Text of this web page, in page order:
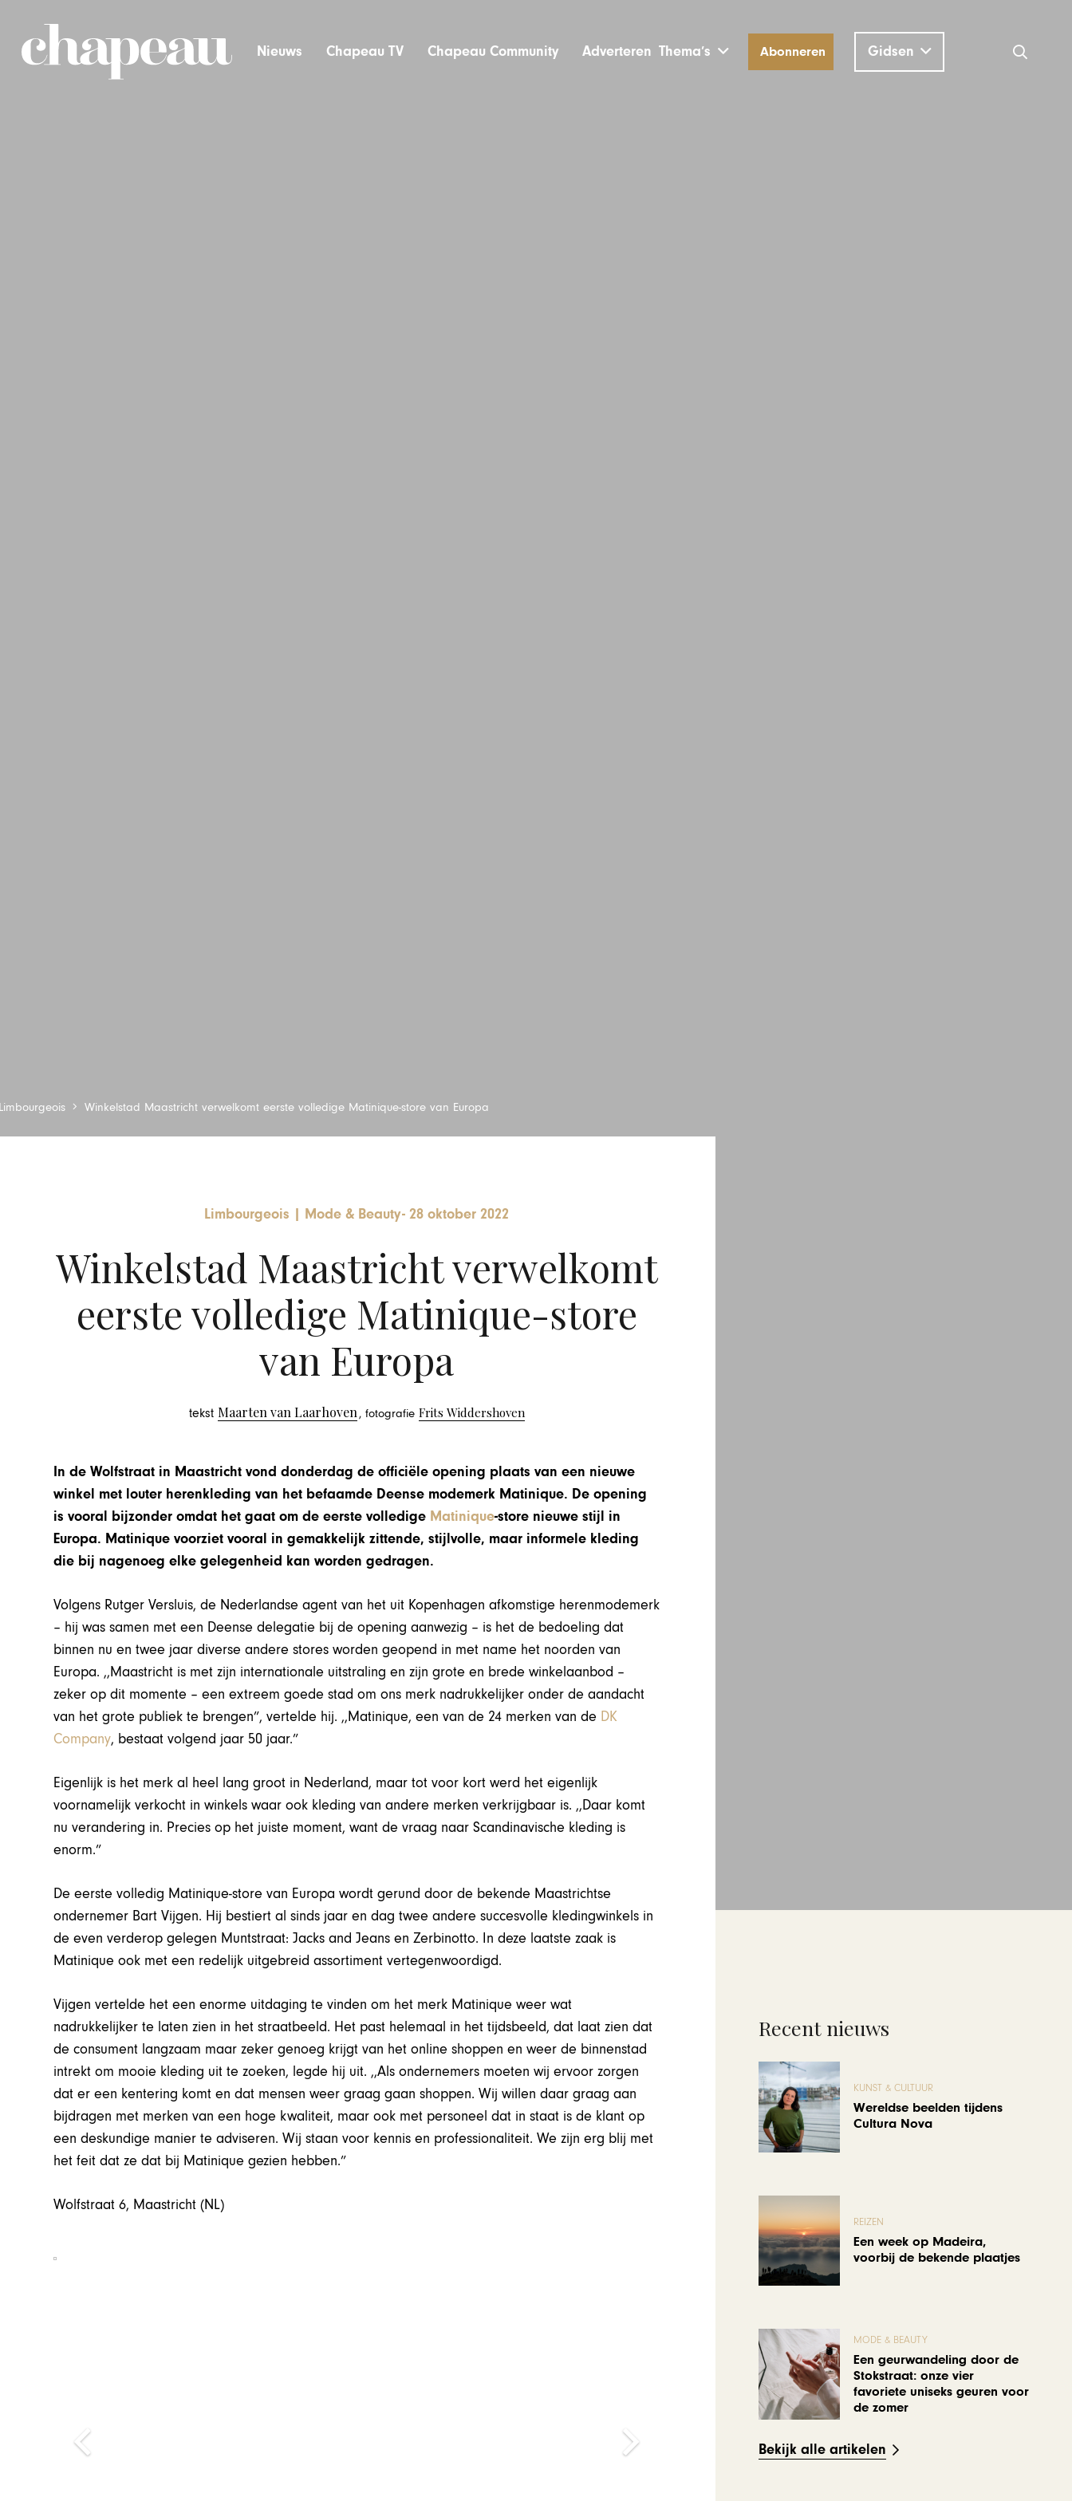
Nieuws Chapeau TV Chapeau Community Adverteren Thema’s Abonneren Gidsen
Winkelstad Maastricht verwelkomt eerste volledige Matinique-store van Europa
Limbourgeois Mode & Beauty-28 oktober 2022
Winkelstad Maastricht verwelkomt
eerste volledige Matinique-store
van Europa
tekst Maarten van Laarhoven , fotografie Frits Widdershoven
In de Wolfstraat in Maastricht vond donderdag de officiële opening plaats van een nieuwe
winkel met louter herenkleding van het befaamde Deense modemerk Matinique. De opening
is vooral bijzonder omdat het gaat om de eerste volledige Matinique-store nieuwe stijl in
Europa. Matinique voorziet vooral in gemakkelijk zittende, stijlvolle, maar informele kleding
die bij nagenoeg elke gelegenheid kan worden gedragen.
Volgens Rutger Versluis, de Nederlandse agent van het uit Kopenhagen afkomstige herenmodemerk
– hij was samen met een Deense delegatie bij de opening aanwezig – is het de bedoeling dat
binnen nu en twee jaar diverse andere stores worden geopend in met name het noorden van
Europa. ,,Maastricht is met zijn internationale uitstraling en zijn grote en brede winkelaanbod –
zeker op dit momente – een extreem goede stad om ons merk nadrukkelijker onder de aandacht
van het grote publiek te brengen”, vertelde hij. ,,Matinique, een van de 24 merken van de DK
Company, bestaat volgend jaar 50 jaar.”
Eigenlijk is het merk al heel lang groot in Nederland, maar tot voor kort werd het eigenlijk
voornamelijk verkocht in winkels waar ook kleding van andere merken verkrijgbaar is. ,,Daar komt
nu verandering in. Precies op het juiste moment, want de vraag naar Scandinavische kleding is
enorm.”
De eerste volledig Matinique-store van Europa wordt gerund door de bekende Maastrichtse
ondernemer Bart Vijgen. Hij bestiert al sinds jaar en dag twee andere succesvolle kledingwinkels in
de even verderop gelegen Muntstraat: Jacks and Jeans en Zerbinotto. In deze laatste zaak is
Matinique ook met een redelijk uitgebreid assortiment vertegenwoordigd.
Vijgen vertelde het een enorme uitdaging te vinden om het merk Matinique weer wat
nadrukkelijker te laten zien in het straatbeeld. Het past helemaal in het tijdsbeeld, dat laat zien dat
de consument langzaam maar zeker genoeg krijgt van het online shoppen en weer de binnenstad
intrekt om mooie kleding uit te zoeken, legde hij uit. ,,Als ondernemers moeten wij ervoor zorgen
dat er een kentering komt en dat mensen weer graag gaan shoppen. Wij willen daar graag aan
bijdragen met merken van een hoge kwaliteit, maar ook met personeel dat in staat is de klant op
een deskundige manier te adviseren. Wij staan voor kennis en professionaliteit. We zijn erg blij met
het feit dat ze dat bij Matinique gezien hebben.”
Wolfstraat 6, Maastricht (NL)
Recent nieuws
KUNST & CULTUUR
Wereldse beelden tijdens
Cultura Nova
REIZEN
Een week op Madeira,
voorbij de bekende plaatjes
MODE & BEAUTY
Een geurwandeling door de
Stokstraat: onze vier
favoriete uniseks geuren voor
de zomer
Bekijk alle artikelen